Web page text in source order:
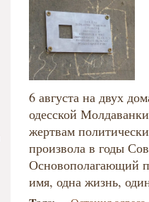
6 августа на двух
одесской
жертвам
произвола в годы
Основополагающий
имя, одна жизнь,